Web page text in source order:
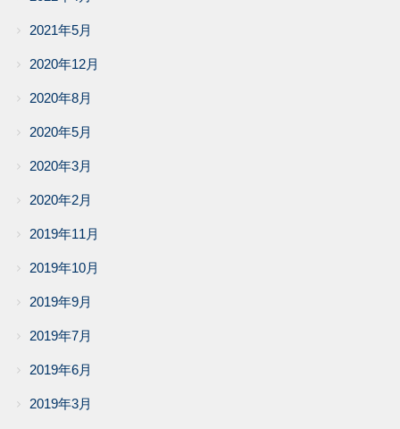
2021年5月
2020年12月
2020年8月
2020年5月
2020年3月
2020年2月
2019年11月
2019年10月
2019年9月
2019年7月
2019年6月
2019年3月